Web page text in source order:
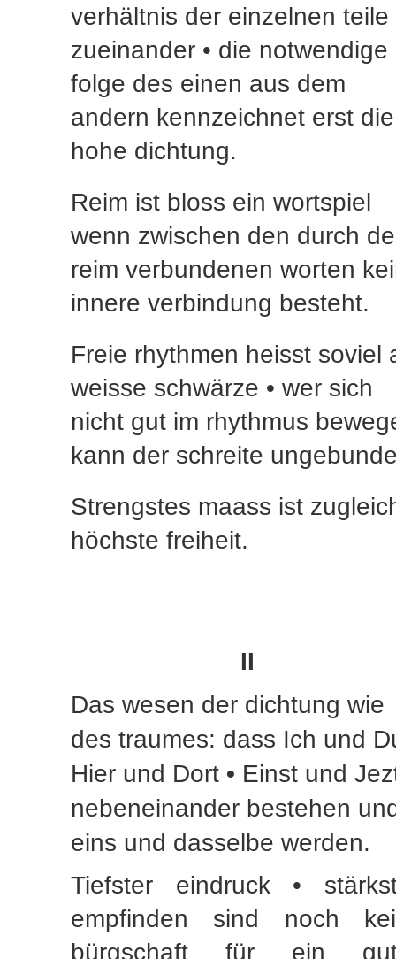
verhältnis der einzelnen teile
zueinander • die notwendige
folge des einen aus dem
andern kennzeichnet erst die
hohe dichtung.
Reim ist bloss ein wortspiel
wenn zwischen den durch
reim verbundenen worten
innere verbindung besteht.
Freie rhythmen heisst soviel
weisse schwärze • wer sich
nicht gut im rhythmus
kann der schreite
Strengstes maass ist
höchste freiheit.
II
Das wesen der dichtung wie
des traumes: dass Ich und
Hier und Dort • Einst und
nebeneinander bestehen
eins und dasselbe werden.
Tiefster eindruck •
empfinden sind noch
bürgschaft für ein